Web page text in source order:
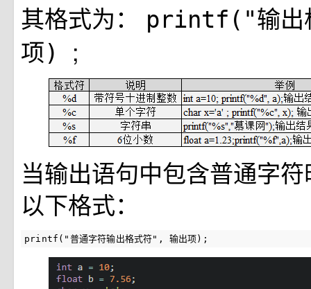
其格式为：
printf("输出
项) ;
当输出语句中包含普通字
以下格式：
printf("普通字符输出格式符", 输出项);